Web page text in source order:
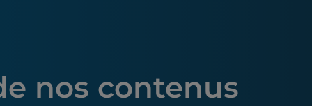
nos contenus